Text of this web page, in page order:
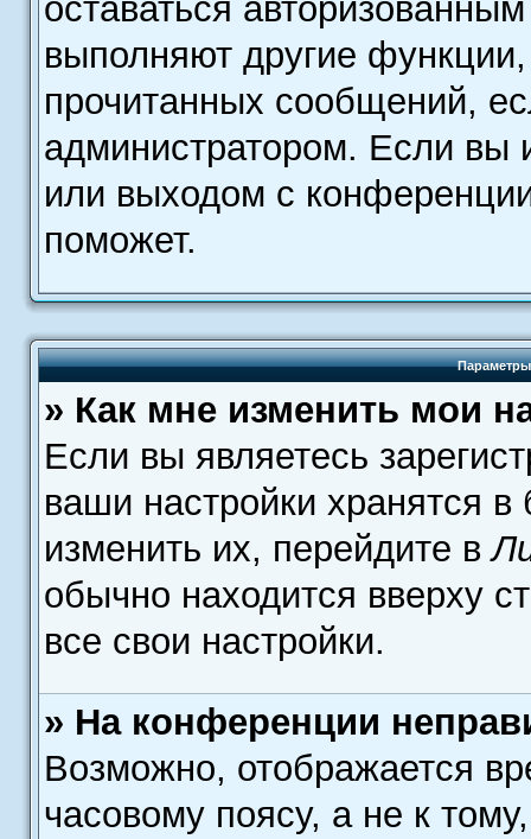
оставаться
выполняют другие
прочитанных сообщений,
администратором. Если вы
или выходом с
поможет.
Параметры
» Как мне изменить мои
Если вы являетесь
ваши настройки хранятся
изменить их, перейдите в
обычно находится вверху
все свои настройки.
» На конференции
Возможно, отображается
часовому поясу, а не к